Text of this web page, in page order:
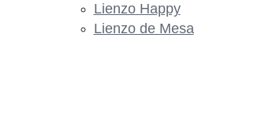
Lienzo Happy
Lienzo de Mesa